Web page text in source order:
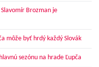
Slavomír Brozman je
môže byť hrdý každý Slovák
sezónu na hrade Ľupča